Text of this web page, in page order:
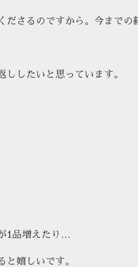
ださるのですから。今まで
したいと思っています。
1品増えたり…
と嬉しいです。